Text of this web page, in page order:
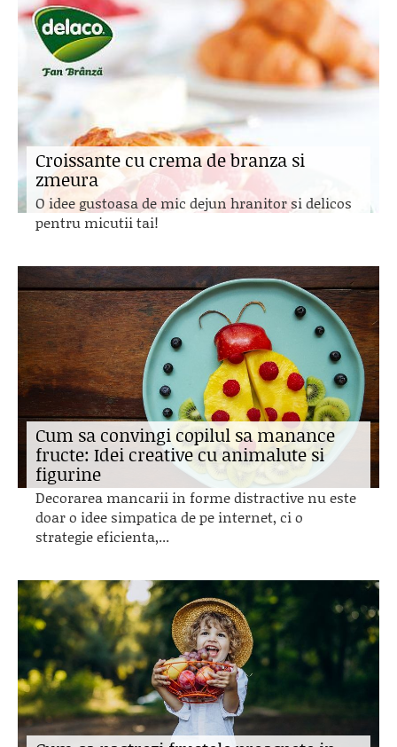
Croissante cu crema de branza si
zmeura
O idee gustoasa de mic dejun hranitor si delicos
pentru micutii tai!
Cum sa convingi copilul sa manance
fructe: Idei creative cu animalute si
figurine
Decorarea mancarii in forme distractive nu este
doar o idee simpatica de pe internet, ci o
strategie eficienta,...